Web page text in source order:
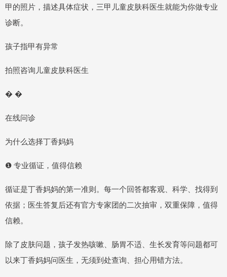
甲的照片，描述具体症状，三甲儿童皮肤科医生就能为你做专业
诊断。
孩子指甲有异常
拍照咨询儿童皮肤科医生
� �
在线问诊
为什么选择丁香妈妈
❶ 专业循证，值得信赖
循证是丁香妈妈的第一准则。每一个回答都客观、科学、找得到
依据；医生答复后还有官方专家团的二次抽审，双重保障，值得
信赖。
除了皮肤问题，孩子发热咳嗽、肠胃不适、生长发育等问题都可
以来丁香妈妈问医生，无须到处查询、担心用错方法。